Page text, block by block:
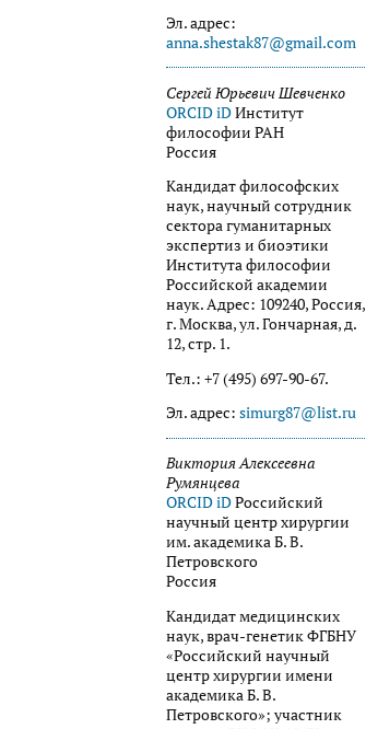
Эл. адрес:
anna.shestak87@gmail.com
Сергей Юрьевич Шевченко
ORCID iDИнститут
философии РАН
Россия
Кандидат философских
наук, научный сотрудник
сектора гуманитарных
экспертиз и биоэтики
Института философии
Российской академии
наук. Адрес: 109240, Россия,
г. Москва, ул. Гончарная, д.
12, стр. 1.
Тел.: +7 (495) 697-90-67.
Эл. адрес: simurg87@list.ru
Виктория Алексеевна
Румянцева
ORCID iDРоссийский
научный центр хирургии
им. академика Б. В.
Петровского
Россия
Кандидат медицинских
наук, врач-генетик ФГБНУ
«Российский научный
центр хирургии имени
академика Б. В.
Петровского»; участник